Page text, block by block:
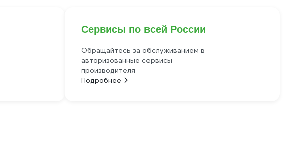
Сервисы по всей России
Обращайтесь за обслуживанием в
авторизованные сервисы
производителя
Подробнее